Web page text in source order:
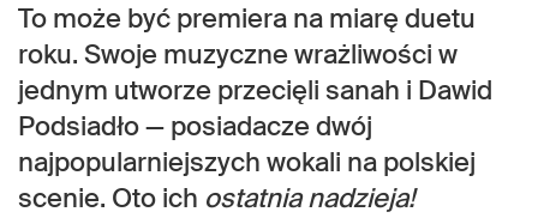
To może być premiera na miarę duetu
roku. Swoje muzyczne wrażliwości w
jednym utworze przecięli sanah i Dawid
Podsiadło — posiadacze dwój
najpopularniejszych wokali na polskiej
scenie. Oto ich ostatnia nadzieja!